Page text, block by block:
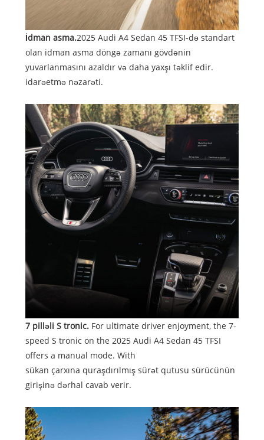
İdman asma.2025 Audi A4 Sedan 45 TFSI-də standart
olan idman asma döngə zamanı gövdənin
yuvarlanmasını azaldır və daha yaxşı təklif edir.
idarəetmə nəzarəti.
7 pilləli S tronic.For ultimate driver enjoyment, the 7-
speed S tronic on the 2025 Audi A4 Sedan 45 TFSI
offers a manual mode. With
sükan çarxına quraşdırılmış sürət qutusu sürücünün
girişinə dərhal cavab verir.